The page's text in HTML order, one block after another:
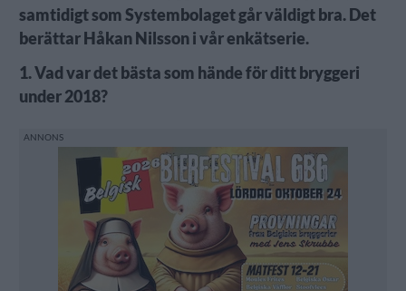
samtidigt som Systembolaget går väldigt bra. Det
berättar Håkan Nilsson i vår enkätserie.
1. Vad var det bästa som hände för ditt bryggeri
under 2018?